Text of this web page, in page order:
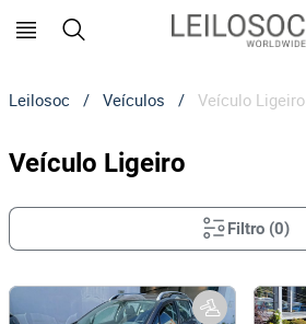
Leilosoc / Veículos / Veículo Ligeiro
Veículo Ligeiro
Filtro(0)